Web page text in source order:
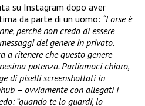
su Instagram dopo aver
da parte di un uomo: “Forse è
perché non credo di essere
del genere in privato.
a ritenere che questo genere
potenza. Parliamoci chiaro,
di piselli screenshottati in
– ovviamente con allegati i
“quando te lo guardi, lo